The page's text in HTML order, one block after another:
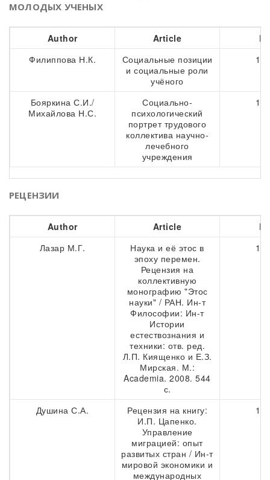
МОЛОДЫХ УЧЕНЫХ
Author Article
Филиппова Н.К.
Социальные позиции
и социальные роли
учёного
Бояркина С.И./
Михайлова Н.С.
Социально-
психологический
портрет трудового
коллектива научно-
лечебного
учреждения
РЕЦЕНЗИИ
Author Article
Лазар М.Г.
Наука и её этос в
эпоху перемен.
Рецензия на
коллективную
монографию "Этос
науки" / РАН. Ин-т
Философии: Ин-т
Истории
естествознания и
техники: отв. ред.
Л.П. Киященко и Е.З.
Мирская. М.:
Academia. 2008. 544
с.
Душина С.А.
Рецензия на книгу:
И.П. Цапенко.
Управление
миграцией: опыт
развитых стран / Ин-т
мировой экономики и
международных